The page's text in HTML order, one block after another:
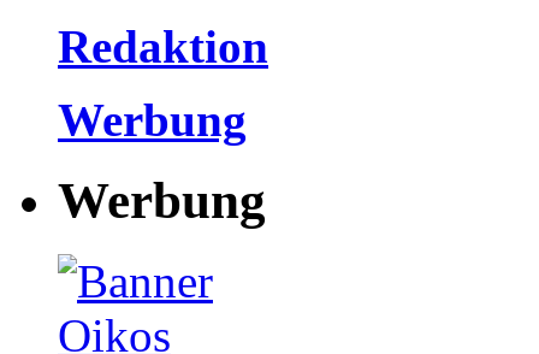
Redaktion
Werbung
Werbung